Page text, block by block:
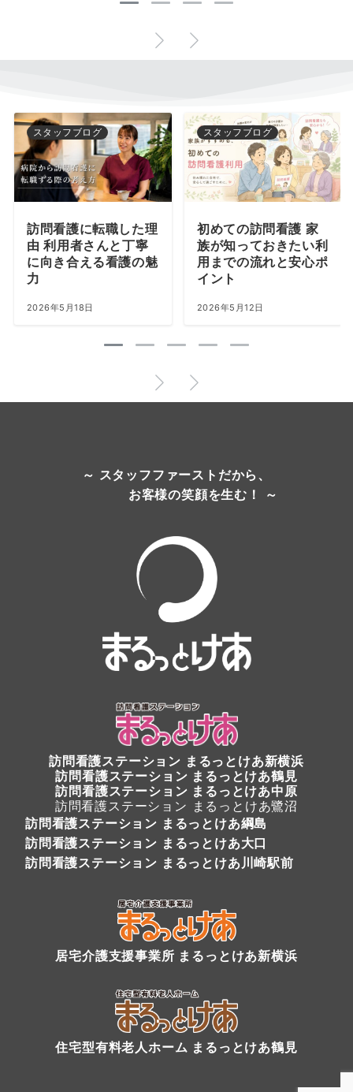
スタッフブログ
訪問看護に転職した理
由 利用者さんと丁寧
に向き合える看護の魅
力
2026年5月18日
スタッフブログ
初めての訪問看護 家
族が知っておきたい利
用までの流れと安心ポ
イント
2026年5月12日
～ スタッフファーストだから、
お客様の笑顔を生む！ ～
訪問看護ステーション まるっとけあ新横浜
訪問看護ステーション まるっとけあ鶴見
訪問看護ステーション まるっとけあ中原
訪問看護ステーション まるっとけあ鷺沼
訪問看護ステーション まるっとけあ綱島
訪問看護ステーション まるっとけあ大口
訪問看護ステーション まるっとけあ川崎駅前
居宅介護支援事業所 まるっとけあ新横浜
住宅型有料老人ホーム まるっとけあ鶴見